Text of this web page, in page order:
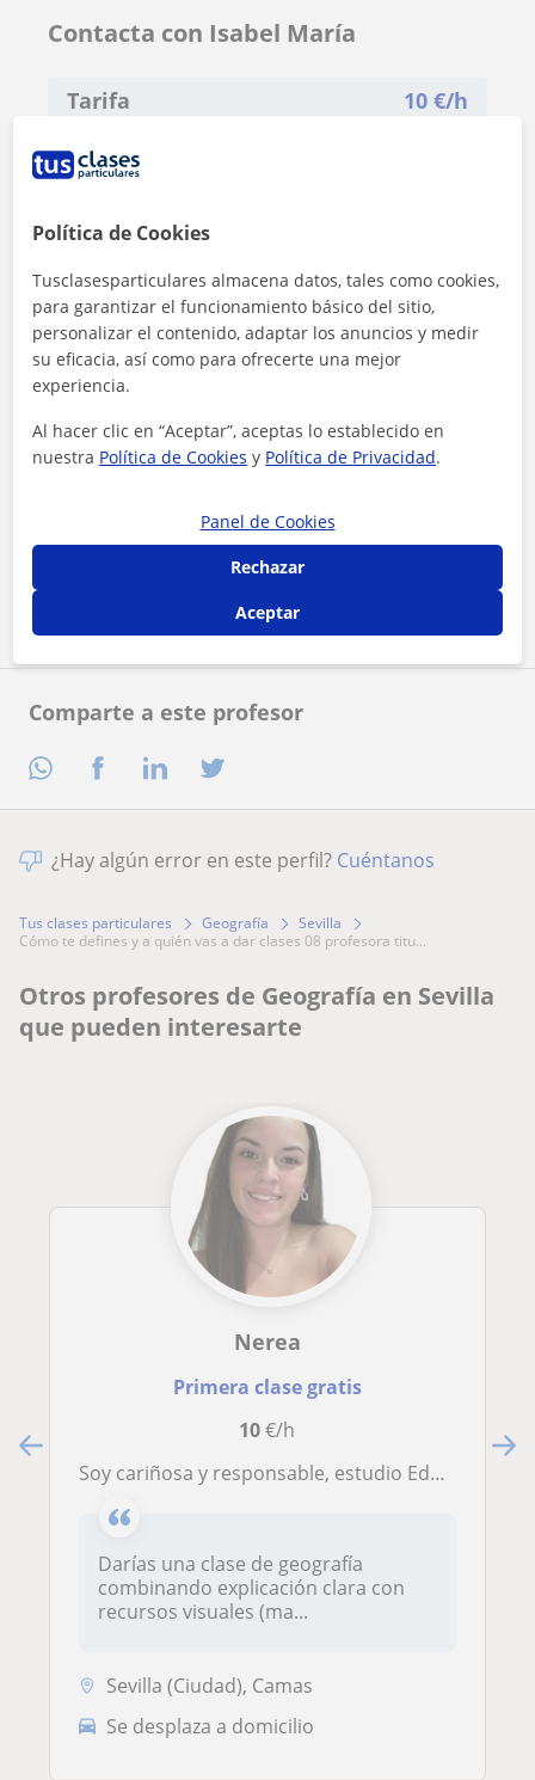
Comparte a este profesor
Contacta con Isabel María
Tarifa 10 €/h
Al hacer clic, aceptas nuestro aviso legaly de
¿Hay algún error en este perfil? Cuéntanos
Tus clases particulares Geografía
Sevilla
cómo te defines y a quién vas a dar clases 08 profesora titu...
Otros profesores de Geografía en Sevilla
que pueden interesarte
Nerea
Primera clase gratis
10€/h
Soy cariñosa y responsable, estudio Educación Infantil, y quiero cuidar y enseñar a niños con juego, apoyo y cariño.
Darías una clase de geografía
combinando explicación clara con
recursos visuales (ma...
Sevilla (Ciudad), Camas
Se desplaza a domicilio
Política de Cookies
Tusclasesparticulares almacena datos, tales como cookies,
para garantizar el funcionamiento básico del sitio,
personalizar el contenido, adaptar los anuncios y medir
su eficacia, así como para ofrecerte una mejor
experiencia.
Al hacer clic en “Aceptar”, aceptas lo establecido en
nuestra Política de Cookies y Política de Privacidad.
Panel de Cookies
Rechazar
Aceptar